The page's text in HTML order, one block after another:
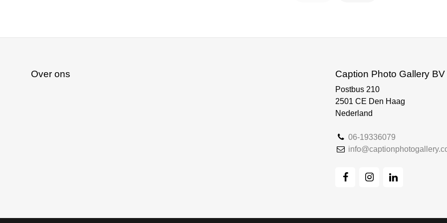
Over ons Caption Photo Gallery BV
Postbus 210
2501 CE Den Haag
Nederland
06-19336079